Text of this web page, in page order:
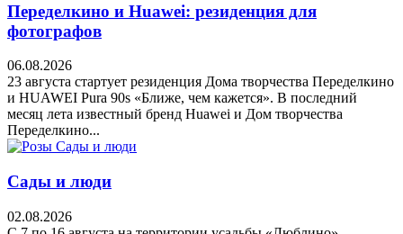
Переделкино и Huawei: резиденция для
фотографов
06.08.2026
23 августа стартует резиденция Дома творчества Переделкино
и HUAWEI Pura 90s «Ближе, чем кажется». В последний
месяц лета известный бренд Huawei и Дом творчества
Переделкино...
Сады и люди
02.08.2026